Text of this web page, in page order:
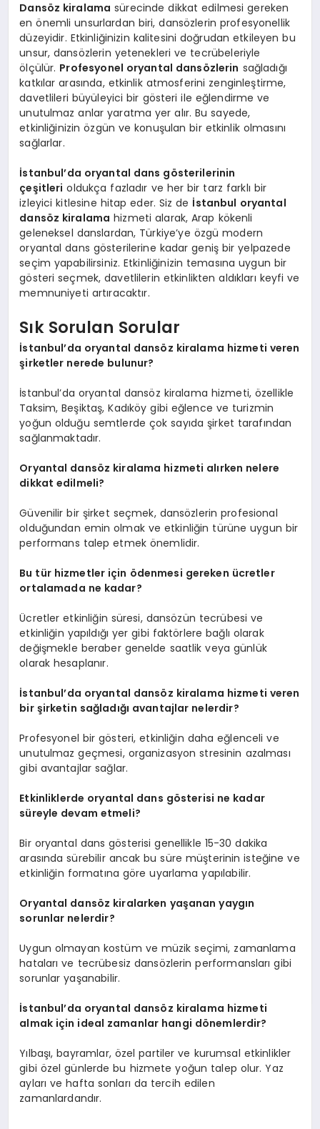
Dansöz kiralama sürecinde dikkat edilmesi gereken
en önemli unsurlardan biri, dansözlerin profesyonellik
düzeyidir. Etkinliğinizin kalitesini doğrudan etkileyen bu
unsur, dansözlerin yetenekleri ve tecrübeleriyle
ölçülür. Profesyonel oryantal dansözlerin sağladığı
katkılar arasında, etkinlik atmosferini zenginleştirme,
davetlileri büyüleyici bir gösteri ile eğlendirme ve
unutulmaz anlar yaratma yer alır. Bu sayede,
etkinliğinizin özgün ve konuşulan bir etkinlik olmasını
sağlarlar.
İstanbul’da oryantal dans gösterilerinin
çeşitleri oldukça fazladır ve her bir tarz farklı bir
izleyici kitlesine hitap eder. Siz de İstanbul oryantal
dansöz kiralama hizmeti alarak, Arap kökenli
geleneksel danslardan, Türkiye’ye özgü modern
oryantal dans gösterilerine kadar geniş bir yelpazede
seçim yapabilirsiniz. Etkinliğinizin temasına uygun bir
gösteri seçmek, davetlilerin etkinlikten aldıkları keyfi ve
memnuniyeti artıracaktır.
Sık Sorulan Sorular
İstanbul’da oryantal dansöz kiralama hizmeti veren
şirketler nerede bulunur?
İstanbul’da oryantal dansöz kiralama hizmeti, özellikle
Taksim, Beşiktaş, Kadıköy gibi eğlence ve turizmin
yoğun olduğu semtlerde çok sayıda şirket tarafından
sağlanmaktadır.
Oryantal dansöz kiralama hizmeti alırken nelere
dikkat edilmeli?
Güvenilir bir şirket seçmek, dansözlerin profesional
olduğundan emin olmak ve etkinliğin türüne uygun bir
performans talep etmek önemlidir.
Bu tür hizmetler için ödenmesi gereken ücretler
ortalamada ne kadar?
Ücretler etkinliğin süresi, dansözün tecrübesi ve
etkinliğin yapıldığı yer gibi faktörlere bağlı olarak
değişmekle beraber genelde saatlik veya günlük
olarak hesaplanır.
İstanbul’da oryantal dansöz kiralama hizmeti veren
bir şirketin sağladığı avantajlar nelerdir?
Profesyonel bir gösteri, etkinliğin daha eğlenceli ve
unutulmaz geçmesi, organizasyon stresinin azalması
gibi avantajlar sağlar.
Etkinliklerde oryantal dans gösterisi ne kadar
süreyle devam etmeli?
Bir oryantal dans gösterisi genellikle 15-30 dakika
arasında sürebilir ancak bu süre müşterinin isteğine ve
etkinliğin formatına göre uyarlama yapılabilir.
Oryantal dansöz kiralarken yaşanan yaygın
sorunlar nelerdir?
Uygun olmayan kostüm ve müzik seçimi, zamanlama
hataları ve tecrübesiz dansözlerin performansları gibi
sorunlar yaşanabilir.
İstanbul’da oryantal dansöz kiralama hizmeti
almak için ideal zamanlar hangi dönemlerdir?
Yılbaşı, bayramlar, özel partiler ve kurumsal etkinlikler
gibi özel günlerde bu hizmete yoğun talep olur. Yaz
ayları ve hafta sonları da tercih edilen
zamanlardandır.